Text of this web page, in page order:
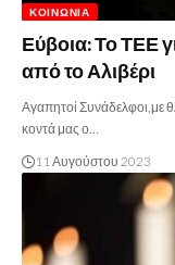
ΚΟΙΝΩΝΊΑ
Εύβοια: Το ΤΕΕ
από το Αλιβέρι
Αγαπητοί Συνάδελφοι,με
κοντά μας ο…
11 Αυγούστου 2023